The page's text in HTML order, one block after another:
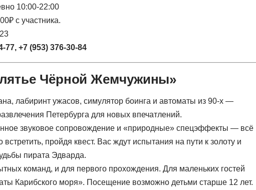
10:00-22:00
с участника.
77, +7 (953) 376-30-84
Чёрной Жемчужины»
звуковое сопровождение и «природные» спецэффекты — всё
пройдя квест. Вас ждут испытания на пути к золоту и
пирата Эдварда.
команд, и для первого прохождения. Для маленьких гостей
Карибского моря». Посещение возможно детьми старше 12 лет.